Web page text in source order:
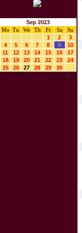
Sep 2023
Mo
Tu We Th Fr Sa
Su
1
2
3
4
5 6 7 8 9
10
11
12 13 14 15 16
17
18
19 20 21 22 23
24
25
26 27 28 29 30